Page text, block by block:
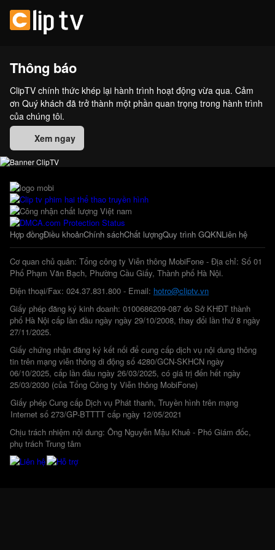
Thông báo
ClipTV chính thức khép lại hành trình hoạt động vừa qua. Cảm
ơn Quý khách đã trở thành một phần quan trọng trong hành trình
của chúng tôi.
Xem ngay
Hợp đồngĐiều khoảnChính sáchChất lượngQuy trình GQKNLiên hệ
Cơ quan chủ quản: Tổng công ty Viễn thông MobiFone - Địa chỉ: Số 01
Phố Phạm Văn Bạch, Phường Cầu Giấy, Thành phố Hà Nội.
Điện thoại/Fax: 024.37.831.800 - Email: hotro@cliptv.vn
Giấy phép đăng ký kinh doanh: 0100686209-087 do Sở KHĐT thành
phố Hà Nội cấp lần đầu ngày ngày 29/10/2008, thay đổi lần thứ 8 ngày
27/11/2025.
Giấy chứng nhận đăng ký kết nối để cung cấp dịch vụ nội dung thông
tin trên mạng viễn thông di động số 4280/GCN-SKHCN ngày
06/10/2025, cấp lần đầu ngày 26/03/2025, có giá trị đến hết ngày
25/03/2030 (của Tổng Công ty Viễn thông MobiFone)
Giấy phép Cung cấp Dịch vụ Phát thanh, Truyền hình trên mạng
Internet số 273/GP-BTTTT cấp ngày 12/05/2021
Chịu trách nhiệm nội dung: Ông Nguyễn Mậu Khuê - Phó Giám đốc,
phụ trách Trung tâm